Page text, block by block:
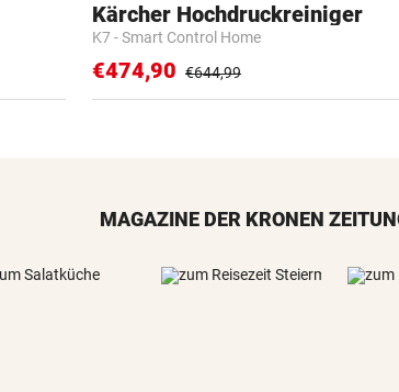
Kärcher Hochdruckreiniger
K7 - Smart Control Home
€474,90 €644,99
MAGAZINE DER KRONEN